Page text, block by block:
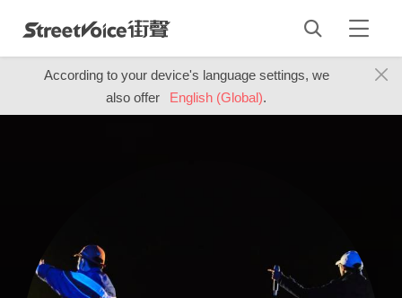
According to your device's language settings, we
also offer
English (Global).